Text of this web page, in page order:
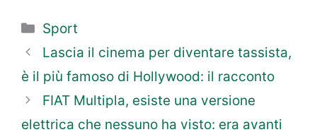
Categorie
Sport
Lascia il cinema per diventare tassista,
è il più famoso di Hollywood: il racconto
FIAT Multipla, esiste una versione
elettrica che nessuno ha visto: era avanti